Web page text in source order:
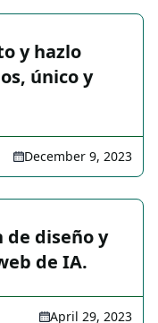
y hazlo
único y
December 9, 2023
diseño y
de IA.
April 29, 2023